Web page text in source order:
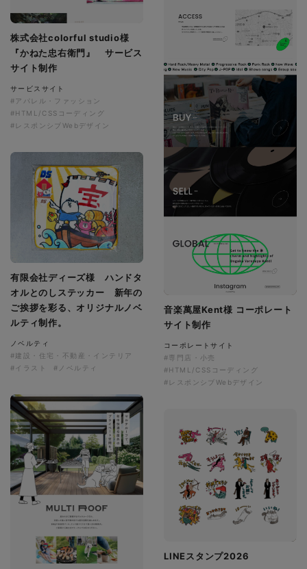
株式会社colorful studio様
『かねた忠右衛門』 サービス
サイト制作
サービスサイト
#アパレル・ファッション
#HTML/CSSコーディング
#レスポンシブWebデザイン
音楽萬屋Kent様 コーポレート
サイト制作
コーポレートサイト
#専門店・小売
#HTML/CSSコーディング
#レスポンシブWebデザイン
有限会社ディーズ様 ハンドタ
オルとのしステッカー 新年の
ご挨拶を彩る、オリジナルノベ
ルティ制作。
ノベルティ
#建設・住宅・不動産・インテリア
#イラスト
#ノベルティ
LINEスタンプ2026